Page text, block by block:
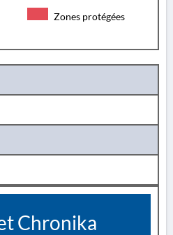
Zones protégées
Chronika